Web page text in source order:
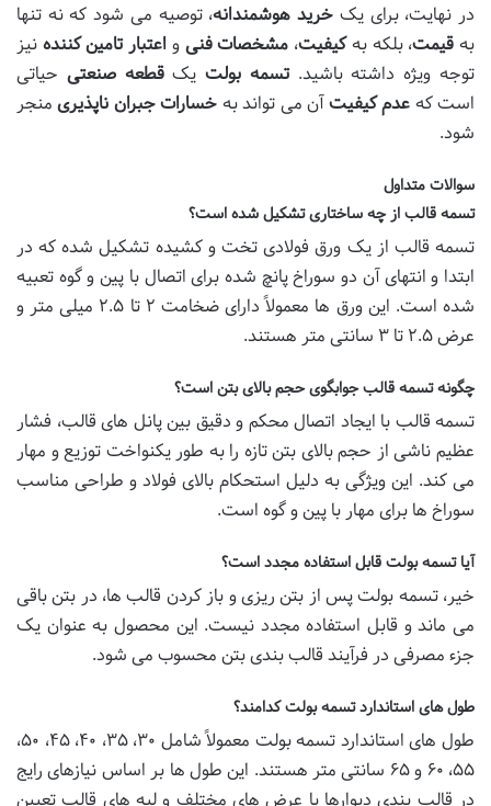
در نهایت، برای یک خرید هوشمندانه، توصیه می شود که نه تنها
به قیمت، بلکه بهکیفیت، مشخصات فنی و اعتبار تامین کننده نیز
توجه ویژه داشته باشید. تسمه بولت یک قطعه صنعتی حیاتی
است که عدم کیفیتآن می تواند به خسارات جبران ناپذیری منجر
شود.
سوالات متداول
تسمه قالب از چه ساختاری تشکیل شده است؟
تسمه قالب از یک ورق فولادی تخت و کشیده تشکیل شده که در
ابتدا و انتهای آن دو سوراخ پانچ شده برای اتصال با پین و گوه تعبیه
شده است. این ورق ها معمولاً دارای ضخامت ۲ تا ۲.۵ میلی متر و
عرض ۲.۵ تا ۳ سانتی متر هستند.
چگونه تسمه قالب جوابگوی حجم بالای بتن است؟
تسمه قالب با ایجاد اتصال محکم و دقیق بین پانل های قالب، فشار
عظیم ناشی از حجم بالای بتن تازه را به طور یکنواخت توزیع و مهار
می کند. این ویژگی به دلیل استحکام بالای فولاد و طراحی مناسب
سوراخ ها برای مهار با پین و گوه است.
آیا تسمه بولت قابل استفاده مجدد است؟
خیر، تسمه بولت پس از بتن ریزی و باز کردن قالب ها، در بتن باقی
می ماند و قابل استفاده مجدد نیست. این محصول به عنوان یک
جزء مصرفی در فرآیند قالب بندی بتن محسوب می شود.
طول های استاندارد تسمه بولت کدامند؟
طول های استاندارد تسمه بولت معمولاً شامل ۳۰، ۳۵، ۴۰، ۴۵، ۵۰،
۵۵، ۶۰ و ۶۵ سانتی متر هستند. این طول ها بر اساس نیازهای رایج
در قالب بندی دیوارها با عرض های مختلف و لبه های قالب تعیین